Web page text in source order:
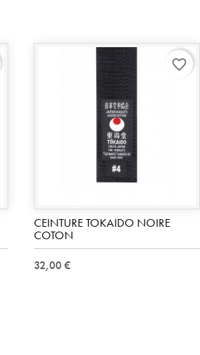
CEINTURE TOKAIDO NOIRE
COTON
32,00 €
favorite_border